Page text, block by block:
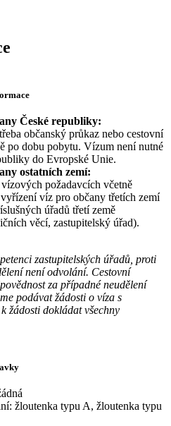
České republiky:
občanský průkaz nebo cestovní
po dobu pobytu. Vízum není nutné
do Evropské Unie.
ostatních zemí:
požadavcích včetně
víz pro občany třetích zemí
úřadů třetí země
věcí, zastupitelský úřad).
zastupitelských úřadů, proti
není odvolání. Cestovní
za případné neudělení
podávat žádosti o víza s
žádosti dokládat všechny
žloutenka typu A, žloutenka typu